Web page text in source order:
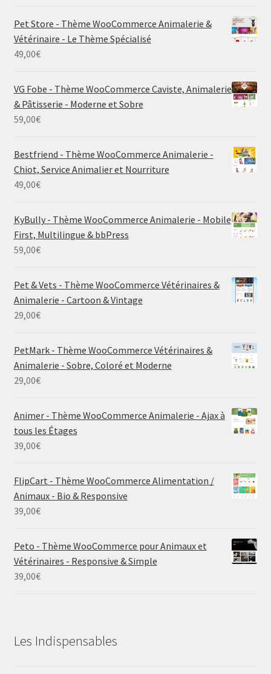
Pet Store - Thème WooCommerce Animalerie &
Vétérinaire - Le Thème Spécialisé
49,00€
VG Fobe - Thème WooCommerce Caviste, Animalerie
& Pâtisserie - Moderne et Sobre
59,00€
Bestfriend - Thème WooCommerce Animalerie -
Chiot, Service Animalier et Nourriture
49,00€
KyBully - Thème WooCommerce Animalerie - Mobile
First, Multilingue & bbPress
59,00€
Pet & Vets - Thème WooCommerce Vétérinaires &
Animalerie - Cartoon & Vintage
29,00€
PetMark - Thème WooCommerce Vétérinaires &
Animalerie - Sobre, Coloré et Moderne
29,00€
Animer - Thème WooCommerce Animalerie - Ajax à
tous les Étages
39,00€
FlipCart - Thème WooCommerce Alimentation /
Animaux - Bio & Responsive
39,00€
Peto - Thème WooCommerce pour Animaux et
Vétérinaires - Responsive & Simple
39,00€
Les Indispensables